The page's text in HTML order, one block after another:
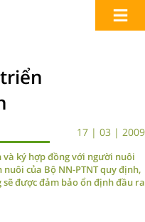
17 | 03 | 2009
và ký hợp đồng với người nuôi
của Bộ NN-PTNT quy định,
được đảm bảo ổn định đầu ra